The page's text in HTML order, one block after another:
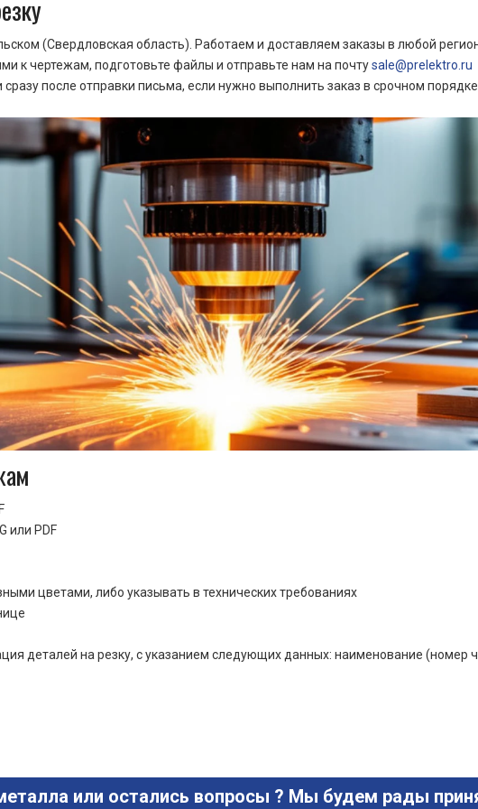
(Свердловская область). Работаем и доставляем заказы в любой
к чертежам, подготовьте файлы и отправьте нам на почтуsale@prelektro.ru
после отправки письма, если нужно выполнить заказ в срочном
или PDF
цветами, либо указывать в технических требованиях
деталей на резку, с указанием следующих данных: наименование (номер
или остались вопросы ? Мы будем рады